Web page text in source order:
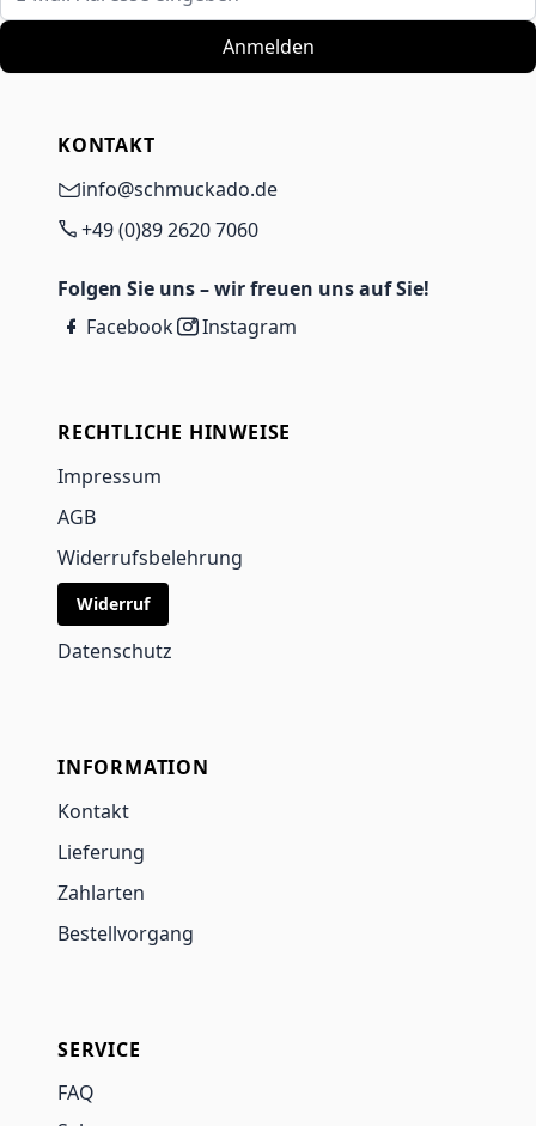
Anmelden
KONTAKT
info@schmuckado.de
+49 (0)89 2620 7060
Folgen Sie uns – wir freuen uns auf Sie!
Facebook
Instagram
RECHTLICHE HINWEISE
Impressum
AGB
Widerrufsbelehrung
Widerruf
Datenschutz
INFORMATION
Kontakt
Lieferung
Zahlarten
Bestellvorgang
SERVICE
FAQ